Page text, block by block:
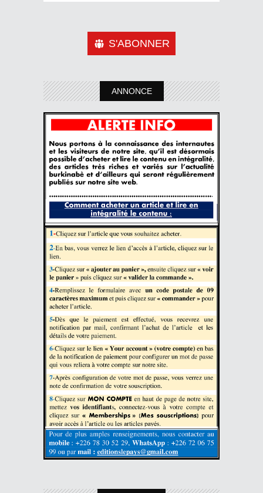
S'ABONNER
ANNONCE